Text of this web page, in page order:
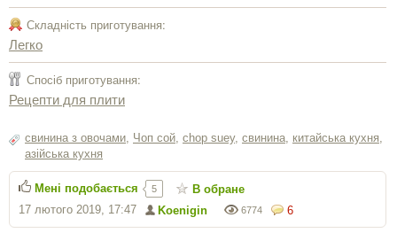
Складність приготування:
Легко
Спосіб приготування:
Рецепти для плити
свинина з овочами, Чоп сой, chop suey, свинина, китайська кухня,
азійська кухня
6
6774
Koenigin
17 лютого 2019, 17:47
Мені подобається 5 В обране